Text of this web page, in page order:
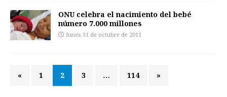
ONU celebra el nacimiento del bebé
número 7.000 millones
lunes 31 de octubre de 2011
« 1 2 3 … 114 »